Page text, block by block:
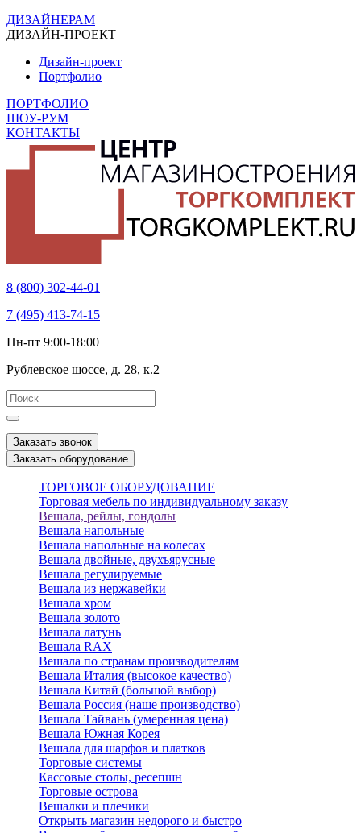
ДИЗАЙНЕРАМ
ДИЗАЙН-ПРОЕКТ
Дизайн-проект
Портфолио
ПОРТФОЛИО
ШОУ-РУМ
КОНТАКТЫ
8 (800) 302-44-01
7 (495) 413-74-15
Пн-пт 9:00-18:00
Рублевское шоссе, д. 28, к.2
Заказать звонок
Заказать оборудование
ТОРГОВОЕ ОБОРУДОВАНИЕ
Торговая мебель по индивидуальному заказу
Вешала, рейлы, гондолы
Вешала напольные
Вешала напольные на колесах
Вешала двойные, двухъярусные
Вешала регулируемые
Вешала из нержавейки
Вешала хром
Вешала золото
Вешала латунь
Вешала RAX
Вешала по странам производителям
Вешала Италия (высокое качество)
Вешала Китай (большой выбор)
Вешала Россия (наше производство)
Вешала Тайвань (умеренная цена)
Вешала Южная Корея
Вешала для шарфов и платков
Торговые системы
Кассовые столы, ресепшн
Торговые острова
Вешалки и плечики
Открыть магазин недорого и быстро